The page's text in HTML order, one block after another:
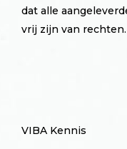
dat alle
vrij zijn van rechten.
VIBA Kennis